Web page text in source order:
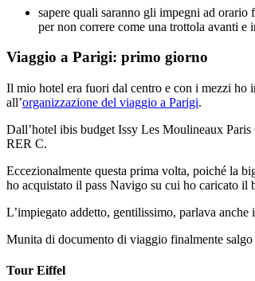
sapere quali saranno gli impegni ad
per non correre come una trottola avanti e
Viaggio a Parigi: primo giorno
Il mio hotel era fuori dal centro e con i mezzi ho
all’organizzazione del viaggio a Parigi.
Dall’hotel ibis budget Issy Les Moulineaux Paris
RER C.
Eccezionalmente questa prima volta, poiché la
ho acquistato il pass Navigo su cui ho caricato il
L’impiegato addetto, gentilissimo, parlava
Munita di documento di viaggio finalmente
Tour Eiffel